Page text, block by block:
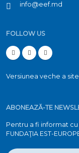
info@eef.md
FOLLOW US
Versiunea veche a
ABONEAZĂ-TE
Pentru a fi informat
FUNDAŢIA EST-